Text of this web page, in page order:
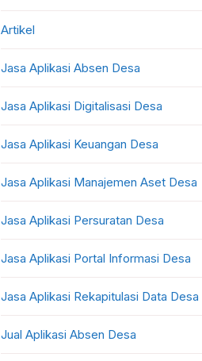
Artikel
Jasa Aplikasi Absen Desa
Jasa Aplikasi Digitalisasi Desa
Jasa Aplikasi Keuangan Desa
Jasa Aplikasi Manajemen Aset Desa
Jasa Aplikasi Persuratan Desa
Jasa Aplikasi Portal Informasi Desa
Jasa Aplikasi Rekapitulasi Data Desa
Jual Aplikasi Absen Desa